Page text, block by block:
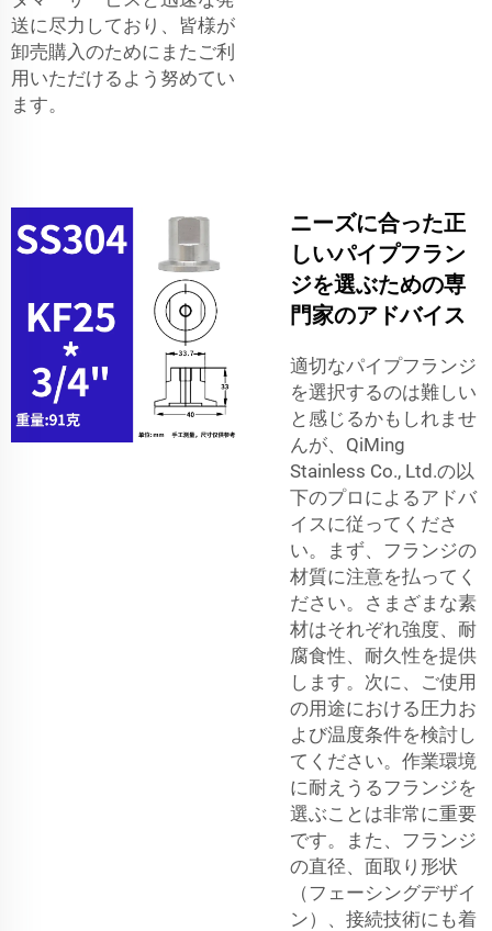
送に尽力しており、皆様が
卸売購入のためにまたご利
用いただけるよう努めてい
ます。
ニーズに合った正
しいパイプフラン
ジを選ぶための専
門家のアドバイス
適切なパイプフランジ
を選択するのは難しい
と感じるかもしれませ
んが、QiMing
Stainless Co., Ltd.の以
下のプロによるアドバ
イスに従ってくださ
い。まず、フランジの
材質に注意を払ってく
ださい。さまざまな素
材はそれぞれ強度、耐
腐食性、耐久性を提供
します。次に、ご使用
の用途における圧力お
よび温度条件を検討し
てください。作業環境
に耐えうるフランジを
選ぶことは非常に重要
です。また、フランジ
の直径、面取り形状
（フェーシングデザイ
ン）、接続技術にも着